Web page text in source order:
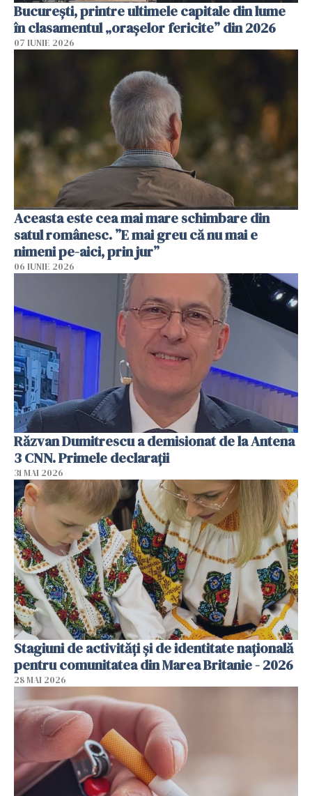
București, printre ultimele capitale din lume
în clasamentul „orașelor fericite” din 2026
07 IUNIE 2026
Aceasta este cea mai mare schimbare din
satul românesc. ”E mai greu că nu mai e
nimeni pe-aici, prin jur”
06 IUNIE 2026
Răzvan Dumitrescu a demisionat de la Antena
3 CNN. Primele declarații
31 MAI 2026
Stagiuni de activități și de identitate națională
pentru comunitatea din Marea Britanie - 2026
28 MAI 2026